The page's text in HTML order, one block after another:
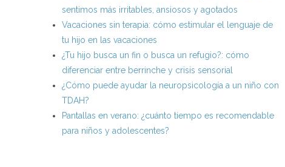
sentimos más irritables, ansiosos y agotados
Vacaciones sin terapia: cómo estimular el lenguaje de
tu hijo en las vacaciones
¿Tu hijo busca un fin o busca un refugio?: cómo
diferenciar entre berrinche y crisis sensorial
¿Cómo puede ayudar la neuropsicología a un niño con
TDAH?
Pantallas en verano: ¿cuánto tiempo es recomendable
para niños y adolescentes?